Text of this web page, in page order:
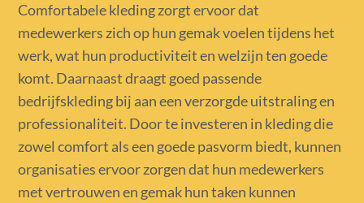
Comfortabele kleding zorgt ervoor dat
medewerkers zich op hun gemak voelen tijdens het
werk, wat hun productiviteit en welzijn ten goede
komt. Daarnaast draagt goed passende
bedrijfskleding bij aan een verzorgde uitstraling en
professionaliteit. Door te investeren in kleding die
zowel comfort als een goede pasvorm biedt, kunnen
organisaties ervoor zorgen dat hun medewerkers
met vertrouwen en gemak hun taken kunnen